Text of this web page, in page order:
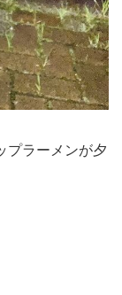
プラーメンが夕